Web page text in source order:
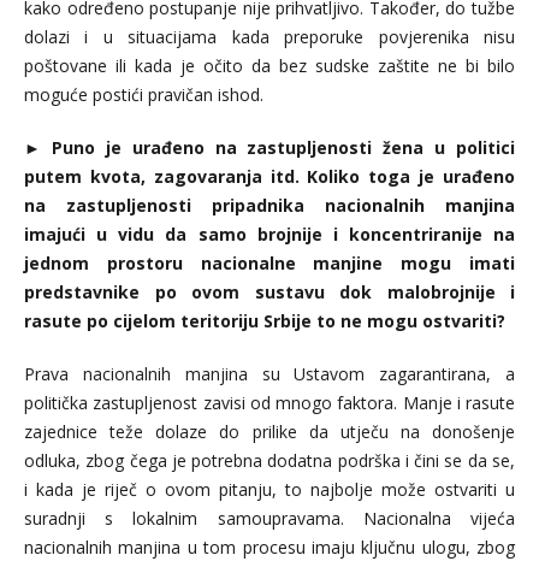
kako određeno postupanje nije prihvatljivo. Također, do tužbe
dolazi i u situacijama kada preporuke povjerenika nisu
poštovane ili kada je očito da bez sudske zaštite ne bi bilo
moguće postići pravičan ishod.
► Puno je urađeno na zastupljenosti žena u politici
putem kvota, zagovaranja itd. Koliko toga je urađeno
na zastupljenosti pripadnika nacionalnih manjina
imajući u vidu da samo brojnije i koncentriranije na
jednom prostoru nacionalne manjine mogu imati
predstavnike po ovom sustavu dok malobrojnije i
rasute po cijelom teritoriju Srbije to ne mogu ostvariti?
Prava nacionalnih manjina su Ustavom zagarantirana, a
politička zastupljenost zavisi od mnogo faktora. Manje i rasute
zajednice teže dolaze do prilike da utječu na donošenje
odluka, zbog čega je potrebna dodatna podrška i čini se da se,
i kada je riječ o ovom pitanju, to najbolje može ostvariti u
suradnji s lokalnim samoupravama. Nacionalna vijeća
nacionalnih manjina u tom procesu imaju ključnu ulogu, zbog